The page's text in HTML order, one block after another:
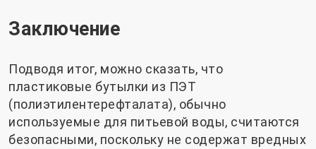
Заключение
Подводя итог, можно сказать, что
пластиковые бутылки из ПЭТ
(полиэтилентерефталата), обычно
используемые для питьевой воды, считаются
безопасными, поскольку не содержат вредных